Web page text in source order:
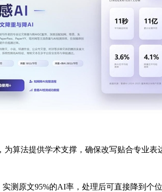
，为算法提供学术支撑，确保改写贴合专业表
测原文95%的AI率，处理后可直接降到个位